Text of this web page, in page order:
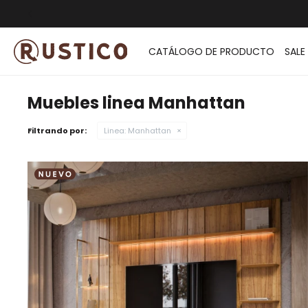
CATÁLOGO DE PRODUCTO SALE
Muebles linea Manhattan
Filtrando por: Linea: Manhattan